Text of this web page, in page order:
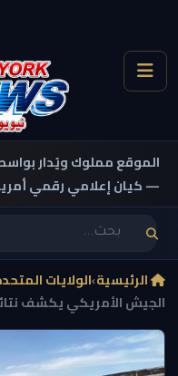
الموقع مملوك ويُدار
— كيان إعلامي رقمي
الرئيسية›الولايات
الجيش الأمريكي يكشف